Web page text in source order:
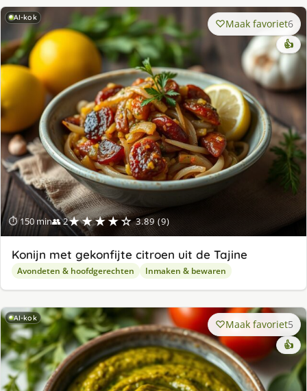
AI-kok
⏱ 150 min👥 2★★★★☆ 3.89 (9)
Maak favoriet6
👍
Konijn met gekonfijte citroen uit de Tajine
Avondeten & hoofdgerechten Inmaken & bewaren
AI-kok Maak favoriet5
👍